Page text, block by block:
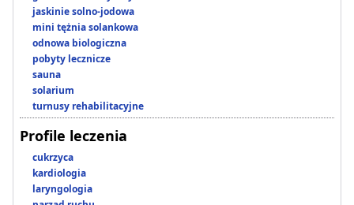
jaskinie solno-jodowa
mini tężnia solankowa
odnowa biologiczna
pobyty lecznicze
sauna
solarium
turnusy rehabilitacyjne
Profile leczenia
cukrzyca
kardiologia
laryngologia